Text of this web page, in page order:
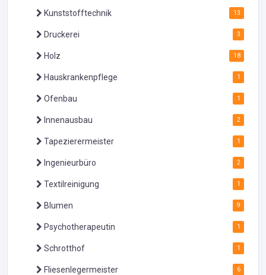
Kunststofftechnik 13
Druckerei 3
Holz 18
Hauskrankenpflege 1
Ofenbau 1
Innenausbau 2
Tapezierermeister 1
Ingenieurbüro 2
Textilreinigung 1
Blumen 9
Psychotherapeutin 1
Schrotthof 1
Fliesenlegermeister 6